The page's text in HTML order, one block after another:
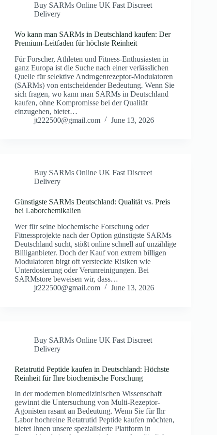
Buy SARMs Online UK Fast Discreet
Delivery
Wo kann man SARMs in Deutschland kaufen: Der
Premium-Leitfaden für höchste Reinheit
Für Forscher, Athleten und Fitness-Enthusiasten in
ganz Europa ist die Suche nach einer verlässlichen
Quelle für selektive Androgenrezeptor-Modulatoren
(SARMs) von entscheidender Bedeutung. Wenn Sie
sich fragen, wo kann man SARMs in Deutschland
kaufen, ohne Kompromisse bei der Qualität
einzugehen, bietet…
jt222500@gmail.com
June 13, 2026
Buy SARMs Online UK Fast Discreet
Delivery
Günstigste SARMs Deutschland: Qualität vs. Preis
bei Laborchemikalien
Wer für seine biochemische Forschung oder
Fitnessprojekte nach der Option günstigste SARMs
Deutschland sucht, stößt online schnell auf unzählige
Billiganbieter. Doch der Kauf von extrem billigen
Modulatoren birgt oft versteckte Risiken wie
Unterdosierung oder Verunreinigungen. Bei
SARMstore beweisen wir, dass…
jt222500@gmail.com
June 13, 2026
Buy SARMs Online UK Fast Discreet
Delivery
Retatrutid Peptide kaufen in Deutschland: Höchste
Reinheit für Ihre biochemische Forschung
In der modernen biomedizinischen Wissenschaft
gewinnt die Untersuchung von Multi-Rezeptor-
Agonisten rasant an Bedeutung. Wenn Sie für Ihr
Labor hochreine Retatrutid Peptide kaufen möchten,
bietet Ihnen unsere spezialisierte Plattform in